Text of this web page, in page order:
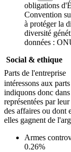
obligations
Convention
à protéger la
diversité
données :
Social & ethique
Parts de l'entreprise
intéressons aux
indiquons donc
représentées par
des affaires ou dont
elles gagnent de
Armes
0.26%